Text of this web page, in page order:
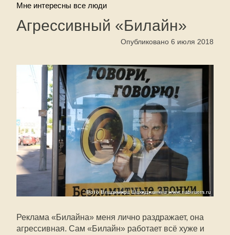
Мне интересны все люди
Агрессивный «Билайн»
Опубликовано 6 июля 2018
Реклама «Билайна» меня лично раздражает, она
агрессивная. Сам «Билайн» работает всё хуже и